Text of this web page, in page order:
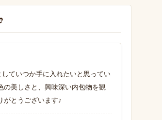
ていつか手に入れたいと思ってい
美しさと、興味深い内包物を観
がとうございます♪